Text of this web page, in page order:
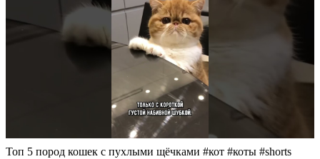
Топ 5 пород кошек с пухлыми щёчками #кот #коты #shorts